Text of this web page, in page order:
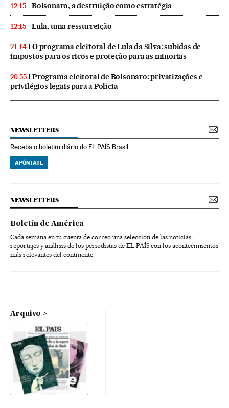
12:15 Bolsonaro, a destruição como estratégia
12:15 Lula, uma ressurreição
21:14
O programa eleitoral de Lula da Silva: subidas de
impostos para os ricos e proteção para as minorias
20:55
Programa eleitoral de Bolsonaro: privatizações e
privilégios legais para a Polícia
NEWSLETTERS
Receba o boletim diário do EL PAÍS Brasil
APÚNTATE
NEWSLETTERS
Boletín de América
Cada semana en tu cuenta de correo una selección de las noticias,
reportajes y análisis de los periodistas de EL PAÍS con los acontecimientos
más relevantes del continente.
Arquivo